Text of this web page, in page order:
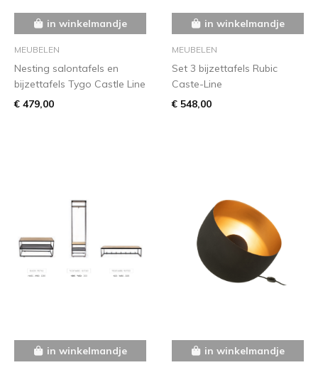
in winkelmandje
MEUBELEN
Nesting salontafels en
bijzettafels Tygo Castle Line
€ 479,00
in winkelmandje
MEUBELEN
Set 3 bijzettafels Rubic
Caste-Line
€ 548,00
in winkelmandje in winkelmandje